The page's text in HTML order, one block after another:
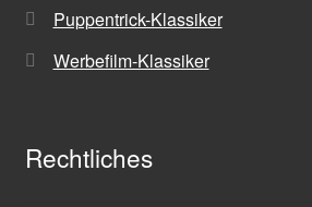
Puppentrick-Klassiker
Werbefilm-Klassiker
Rechtliches